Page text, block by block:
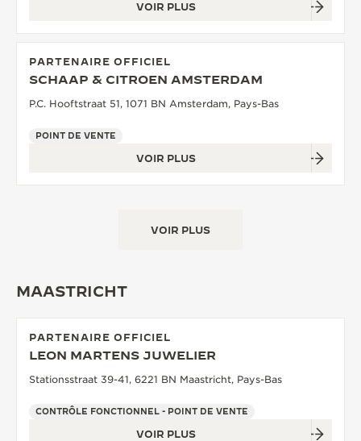
VOIR PLUS
PARTENAIRE OFFICIEL
SCHAAP & CITROEN AMSTERDAM
P.C. Hooftstraat 51, 1071 BN Amsterdam, Pays-Bas
POINT DE VENTE
VOIR PLUS
VOIR PLUS
MAASTRICHT
PARTENAIRE OFFICIEL
LEON MARTENS JUWELIER
Stationsstraat 39-41, 6221 BN Maastricht, Pays-Bas
CONTRÔLE FONCTIONNEL - POINT DE VENTE
VOIR PLUS